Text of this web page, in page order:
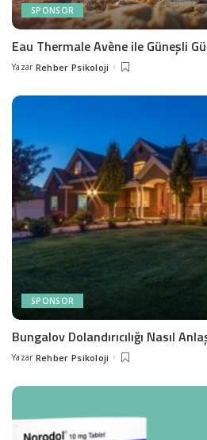
SPONSOR
Eau Thermale Avène ile Güneşli
Posted
Yazar Rehber Psikoloji
SPONSOR
Bungalov Dolandırıcılığı Nasıl
Posted
Yazar Rehber Psikoloji